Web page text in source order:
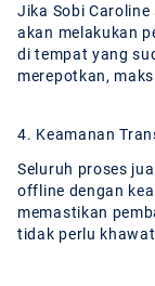
Jika Sobi
akan melakukan
di tempat yang
merepotkan,
4. Keamanan
Seluruh proses
offline dengan
memastikan
tidak perlu